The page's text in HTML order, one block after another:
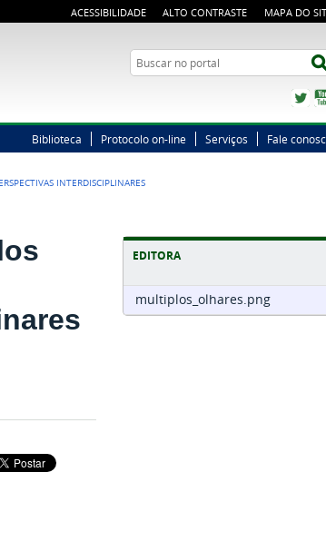
ACESSIBILIDADE ALTO CONTRASTE MAPA DO
Busca
Biblioteca Protocolo on-line Serviços Fale
INTERDISCIPLINARES
EDITORA
multiplos_olhares.png